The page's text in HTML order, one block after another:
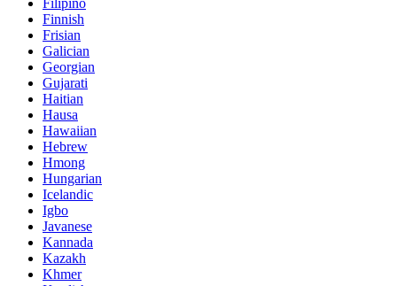
Filipino
Finnish
Frisian
Galician
Georgian
Gujarati
Haitian
Hausa
Hawaiian
Hebrew
Hmong
Hungarian
Icelandic
Igbo
Javanese
Kannada
Kazakh
Khmer